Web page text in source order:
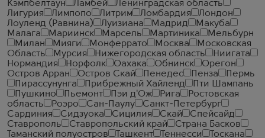
Кэмпбелтаун
Ламбей
Ленинградская область
Лигурия
Лимпопо Литрим Ломбардия
Лондон
Лоуленд (Равнина)
Луизиана Мадрид
Макуба
Малага
Мариинск Марсель Мартиника
Мельбурн
Милан
Мияги Монферрато Москва
Московская
Область
Мурсия Нижегородская область
Ниигата
Нормандия
Норфолк Оахака Обнинск
Орегон
Остров Арран
Остров Скай Пенедес Пенза
Пермь
Пирассунунга
Прибрежный Хайленд
Пти Шампань
Пушкино
Пьемонт Пэи д'Ож Рига
Ростовская
область
Роэро Сан-Паулу
Санкт-Петербург
Сардиния
Сидзуока Сицилия Скай
Спейсайд
Ставрополь
Ставропольский край
Страна Басков
Таманский полуостров
Ташкент Теннесси
Тоскана